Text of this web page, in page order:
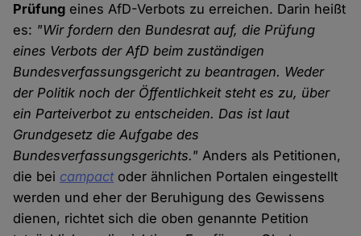
Prüfung eines AfD-Verbots zu erreichen. Darin heißt
es: "Wir fordern den Bundesrat auf, die Prüfung
eines Verbots der AfD beim zuständigen
Bundesverfassungsgericht zu beantragen. Weder
der Politik noch der Öffentlichkeit steht es zu, über
ein Parteiverbot zu entscheiden. Das ist laut
Grundgesetz die Aufgabe des
Bundesverfassungsgerichts." Anders als Petitionen,
die bei campactoder ähnlichen Portalen eingestellt
werden und eher der Beruhigung des Gewissens
dienen, richtet sich die oben genannte Petition